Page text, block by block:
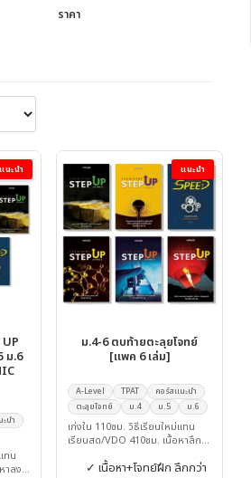
ราคา
แนะนำ
ม.6
นำ
ทน
าลง
แนะนำ
ม.4-6 ตบท้ายตะลุยโจทย์
[แพค 6 เล่ม]
A-Level TPAT
คอร์สแนะนำ
ตะลุยโจทย์
ม.4 ม.5 ม.6
เก่งใน 110ชม. วิธีเรียนใหม่แทน
เรียนสด/VDO 410ชม. เนื้อหาลึก
✓ เนื้อหา+โจทย์ฝึก ลึกกว่า